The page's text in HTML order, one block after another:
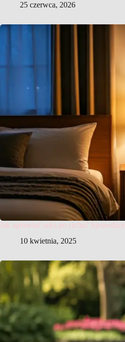
25 czerwca, 2026
Jak uprawiać seks po cichu?
10 kwietnia, 2025